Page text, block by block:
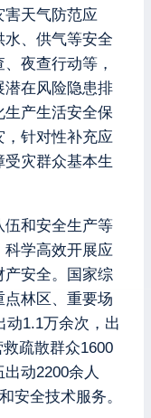
天气防范应
、供气等安全
夜查行动等，
潜在风险隐患排
生产生活安全保
，针对性补充应
灾群众基本生
伍和安全生产等
学高效开展应
产安全。国家综
林区、重要场
动1.1万余次，出
疏散群众1600
动2200余人
安全技术服务。